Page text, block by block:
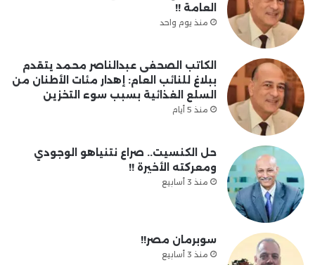
العامة !!
منذ يوم واحد
الكاتب الصحفى عبدالناصر محمد يتقدم
ببلاغ للنائب العام: إهدار مئات الأطنان من
السلع الغذائية بسبب سوء التخزين
منذ 5 أيام
حل الكنسيت.. صراع نتنياهو الوجودي
ومعركته الأخيرة !!
منذ 3 أسابيع
سوبرمان مصر!!
منذ 3 أسابيع